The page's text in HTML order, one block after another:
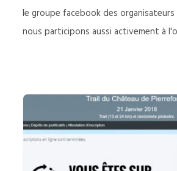
le groupe facebook des organisateurs
nous participons aussi activement à